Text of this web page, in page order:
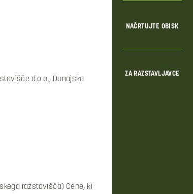
NAČRTUJTE OBISK
ZA RAZSTAVLJAVCE
d.o.o., Dunajska
razstavišča) Cene, ki